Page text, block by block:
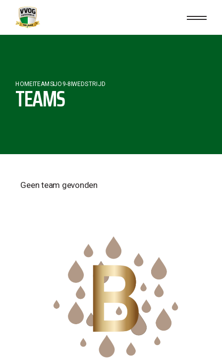
HOMETEAMSJO9-8 WEDSTRIJD
TEAMS
Geen team gevonden